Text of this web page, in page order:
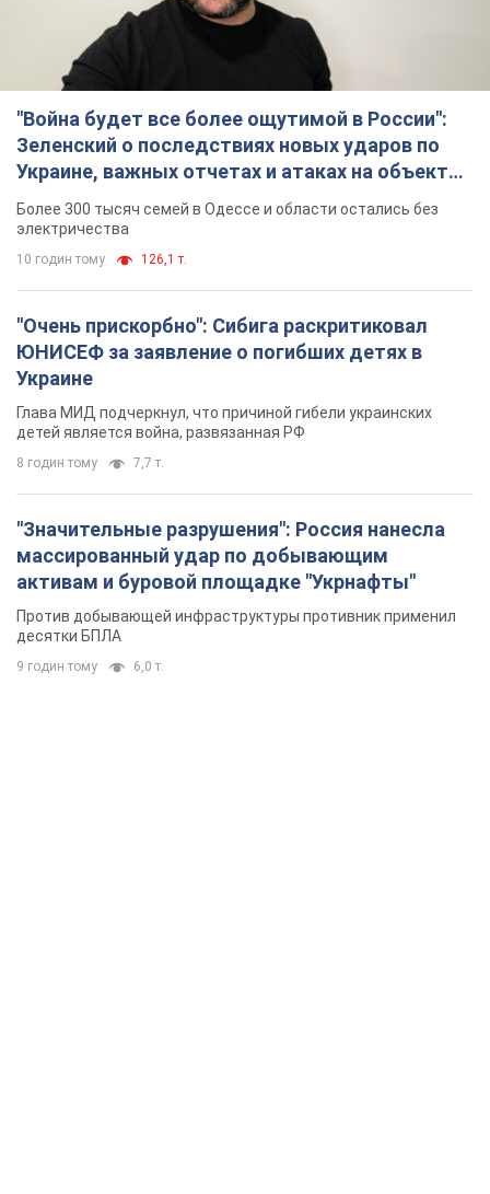
"Война будет все более ощутимой в России":
Зеленский о последствиях новых ударов по
Украине, важных отчетах и атаках на объекты
противника. Видео
Более 300 тысяч семей в Одессе и области остались без
электричества
10 годин тому 126,1 т.
"Очень прискорбно": Сибига раскритиковал
ЮНИСЕФ за заявление о погибших детях в
Украине
Глава МИД подчеркнул, что причиной гибели украинских
детей является война, развязанная РФ
8 годин тому 7,7 т.
"Значительные разрушения": Россия нанесла
массированный удар по добывающим
активам и буровой площадке "Укрнафты"
Против добывающей инфраструктуры противник применил
десятки БПЛА
9 годин тому 6,0 т.